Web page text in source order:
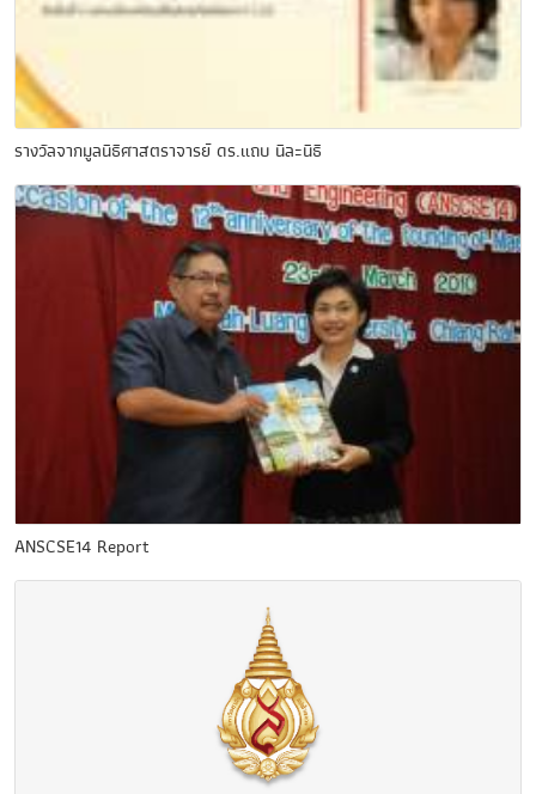
รางวัลจากมูลนิธิศาสตราจารย์ ดร.แถบ นีละนิธิ
ANSCSE14 Report